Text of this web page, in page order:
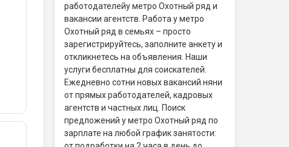
работодателейу метро Охотный ряд и
вакансии агентств. Работа у метро
Охотный ряд в семьях – просто
зарегистрируйтесь, заполните анкету и
откликнетесь на объявления. Наши
услуги бесплатны для соискателей.
Ежедневно сотни новых вакансий няни
от прямых работодателей, кадровых
агентств и частных лиц. Поиск
предложений у метро Охотный ряд по
зарплате на любой график занятости: